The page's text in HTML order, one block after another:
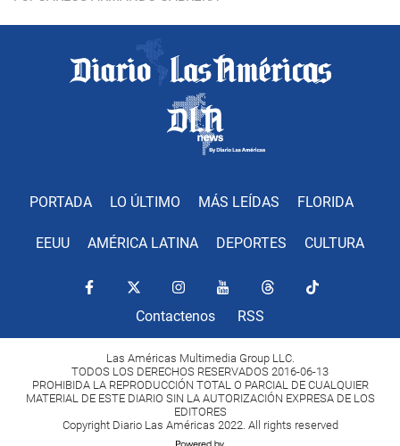
PORTADA LO ÚLTIMO MÁS LEÍDAS FLORIDA
EEUU AMÉRICA LATINA DEPORTES CULTURA
Contactenos RSS
Las Américas Multimedia Group LLC.
TODOS LOS DERECHOS RESERVADOS 2016-06-13
PROHIBIDA LA REPRODUCCIÓN TOTAL O PARCIAL DE CUALQUIER
MATERIAL DE ESTE DIARIO SIN LA AUTORIZACIÓN EXPRESA DE LOS
EDITORES
Copyright Diario Las Américas 2022. All rights reserved